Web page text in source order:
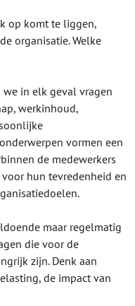
op komt te liggen,
organisatie. Welke
in elk geval vragen
werkinhoud,
vormen een
de medewerkers
hun tevredenheid en
maar regelmatig
die voor de
zijn. Denk aan
de impact van